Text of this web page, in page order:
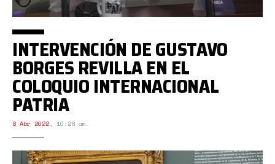
INTERVENCIÓN DE GUSTAVO
BORGES REVILLA EN EL
COLOQUIO INTERNACIONAL
PATRIA
8 Abr 2022, 10:28 am.